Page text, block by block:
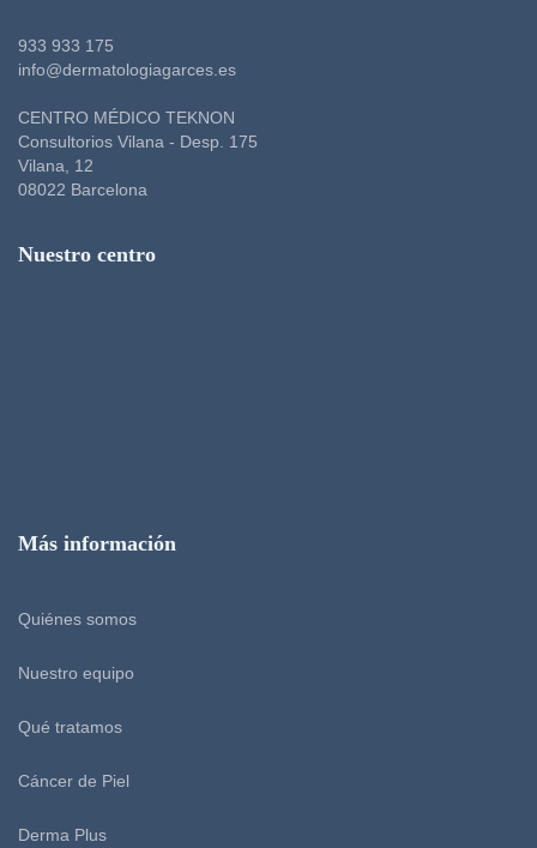
933 933 175
info@dermatologiagarces.es
CENTRO MÉDICO TEKNON
Consultorios Vilana - Desp. 175
Vilana, 12
08022 Barcelona
Nuestro centro
Más información
Quiénes somos
Nuestro equipo
Qué tratamos
Cáncer de Piel
Derma Plus